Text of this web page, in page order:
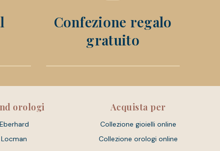
Confezione regalo
gratuito
orologi
Locman
Acquista per
Collezione gioielli online
Collezione orologi online